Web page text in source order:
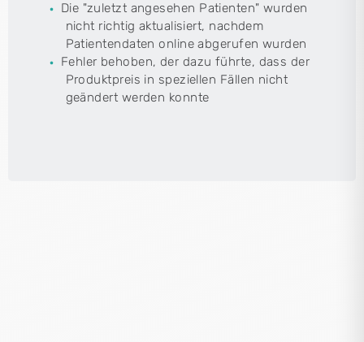
Die "zuletzt angesehen Patienten" wurden
nicht richtig aktualisiert, nachdem
Patientendaten online abgerufen wurden
Fehler behoben, der dazu führte, dass der
Produktpreis in speziellen Fällen nicht
geändert werden konnte